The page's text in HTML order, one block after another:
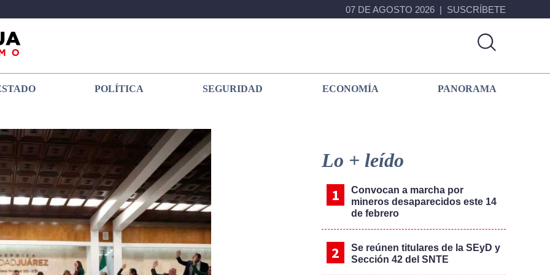
07 DE AGOSTO 2026 SUSCRÍBETE
POLÍTICA SEGURIDAD ECONOMÍA PANORAMA
Sidebar
Lo + leído
Convocan a marcha por
mineros desaparecidos este 14
de febrero
Se reúnen titulares de la SEyD y
Sección 42 del SNTE